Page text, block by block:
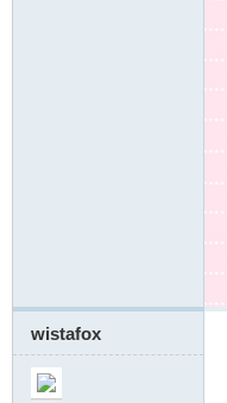
wistafox